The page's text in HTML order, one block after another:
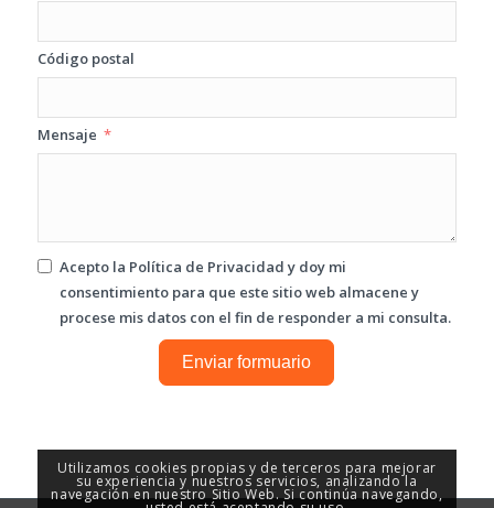
Código postal
Mensaje
Acepto la Política de Privacidad y doy mi
consentimiento para que este sitio web almacene y
procese mis datos con el fin de responder a mi consulta.
Enviar formuario
Utilizamos cookies propias y de terceros para mejorar
su experiencia y nuestros servicios, analizando la
navegación en nuestro Sitio Web. Si continúa navegando,